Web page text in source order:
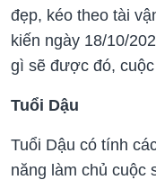
đẹp, kéo theo tài
kiến ngày 18/10/
gì sẽ được đó,
Tuổi Dậu
Tuổi Dậu có tính
năng làm chủ cuộc